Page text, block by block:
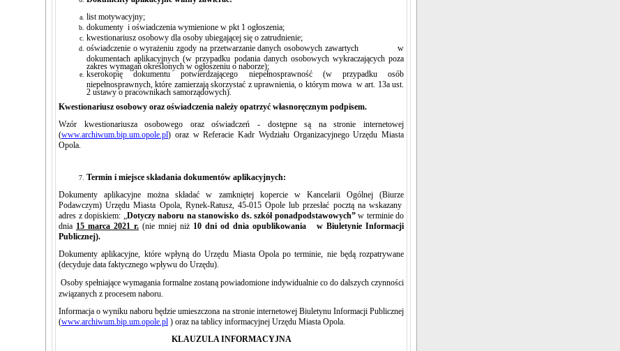
list motywacyjny;
dokumenty i oświadczenia wymienione w pkt 1 ogłoszenia;
kwestionariusz osobowy dla osoby ubiegającej się o zatrudnienie;
oświadczenie o wyrażeniu zgody na przetwarzanie danych osobowych zawartych w
dokumentach aplikacyjnych (w przypadku podania danych osobowych wykraczających poza
zakres wymagań określonych w ogłoszeniu o naborze);
kserokopię dokumentu potwierdzającego niepełnosprawność (w przypadku osób
niepełnosprawnych, które zamierzają skorzystać z uprawnienia, o którym mowa w art. 13a ust.
2 ustawy o pracownikach samorządowych).
Kwestionariusz osobowy oraz oświadczenia należy opatrzyć własnoręcznym podpisem.
Wzór kwestionariusza osobowego oraz oświadczeń - dostępne są na stronie internetowej
(www.archiwum.bip.um.opole.pl) oraz w Referacie Kadr Wydziału Organizacyjnego Urzędu Miasta
Opola.
Termin i miejsce składania dokumentów aplikacyjnych:
Dokumenty aplikacyjne można składać w zamkniętej kopercie w Kancelarii Ogólnej (Biurze
Podawczym) Urzędu Miasta Opola, Rynek-Ratusz, 45-015 Opole lub przesłać pocztą na wskazany
adres z dopiskiem: „Dotyczy naboru na stanowisko ds. szkół ponadpodstawowych”w terminie do
dnia 15 marca 2021 r. (nie mniej niż 10 dni od dnia opublikowania w Biuletynie Informacji
Publicznej).
Dokumenty aplikacyjne, które wpłyną do Urzędu Miasta Opola po terminie, nie będą rozpatrywane
(decyduje data faktycznego wpływu do Urzędu).
Osoby spełniające wymagania formalne zostaną powiadomione indywidualnie co do dalszych czynności
związanych z procesem naboru.
Informacja o wyniku naboru będzie umieszczona na stronie internetowej Biuletynu Informacji Publicznej
(www.archiwum.bip.um.opole.pl ) oraz na tablicy informacyjnej Urzędu Miasta Opola.
KLAUZULA INFORMACYJNA